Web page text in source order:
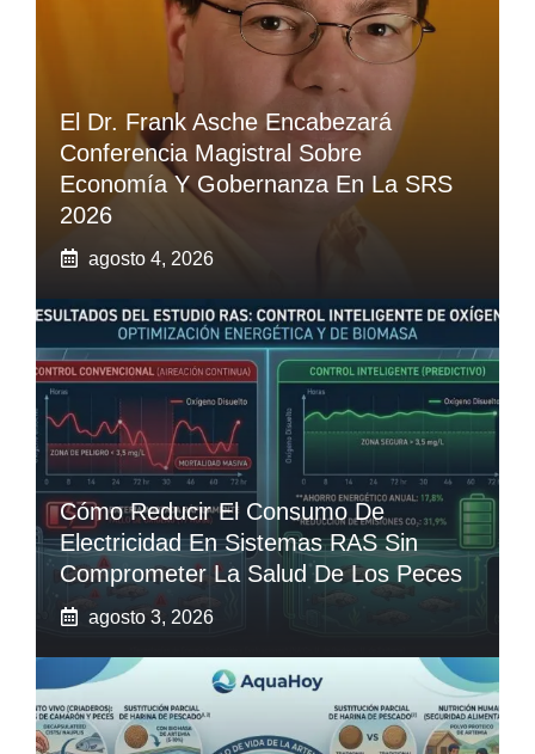
El Dr. Frank Asche Encabezará
Conferencia Magistral Sobre
Economía Y Gobernanza En La SRS
2026
agosto 4, 2026
Cómo Reducir El Consumo De
Electricidad En Sistemas RAS Sin
Comprometer La Salud De Los Peces
agosto 3, 2026